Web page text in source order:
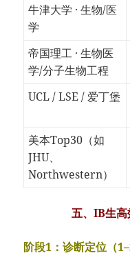
牛津大学 · 生物/医
学
帝国理工 · 生物医
学/分子生物工程
UCL / LSE / 爱丁堡
美本Top30（如
JHU、
Northwestern）
五、IB生高
阶段1：诊断定位（